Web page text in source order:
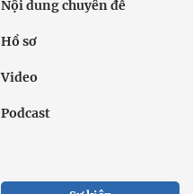
Nội dung chuyên đề
Hồ sơ
Video
Podcast